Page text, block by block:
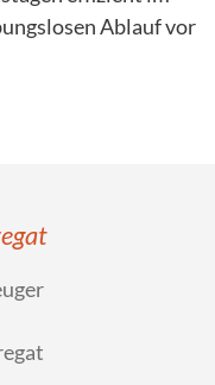
Ablauf vor